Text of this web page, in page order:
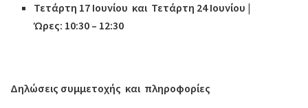
Τετάρτη 17 Ιουνίου και Τετάρτη 24 Ιουνίου |
Ώρες: 10:30 – 12:30
Δηλώσεις συμμετοχής και πληροφορίες